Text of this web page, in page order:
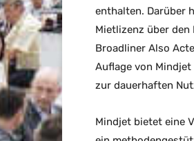
enthalten. Darüber
Mietlizenz über den
Broadliner Also
Auflage von Mindjet
zur dauerhaften
Mindjet bietet eine